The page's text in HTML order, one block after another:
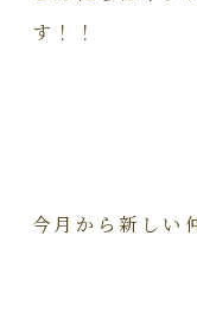
す！！
今月から新し